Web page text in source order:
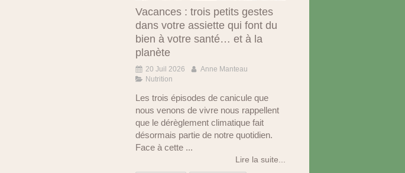
Vacances : trois petits gestes
dans votre assiette qui font du
bien à votre santé… et à la
planète
20 Juil 2026
Anne Manteau
Nutrition
Les trois épisodes de canicule que
nous venons de vivre nous rappellent
que le dérèglement climatique fait
désormais partie de notre quotidien.
Face à cette ...
Lire la suite...